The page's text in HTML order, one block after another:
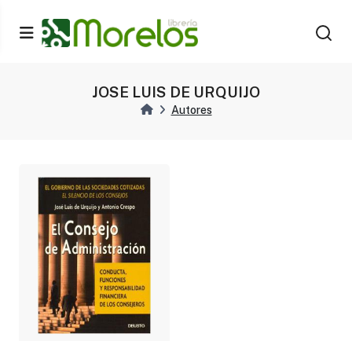
JOSE LUIS DE URQUIJO
Autores